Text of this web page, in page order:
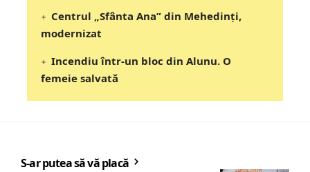
Centrul „Sfânta Ana” din Mehedinți,
modernizat
Incendiu într-un bloc din Alunu. O
femeie salvată
S-ar putea să vă placă